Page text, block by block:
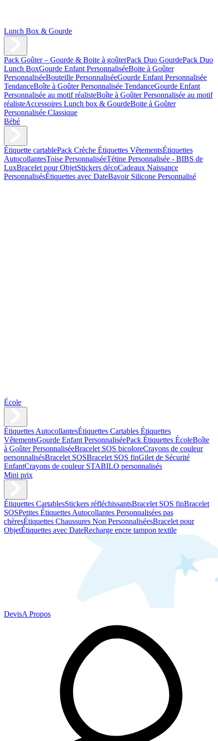
Lunch Box & Gourde
Pack Goûter – Gourde & Boite à goûterPack Duo GourdePack Duo
Lunch BoxGourde Enfant PersonnaliséeBoite à Goûter
PersonnaliséeBouteille PersonnaliséeGourde Enfant Personnalisée
TendanceBoîte à Goûter Personnalisée TendanceGourde Enfant
Personnalisée au motif réalisteBoîte à Goûter Personnalisée au motif
réalisteAccessoires Lunch box & GourdeBoite à Goûter
Personnalisée Classique
Bébé
Étiquette cartablePack Crèche Étiquettes VêtementsÉtiquettes
AutocollantesToise PersonnaliséeTétine Personnalisée - BIBS de
LuxBracelet pour ObjetStickers décoCadeaux Naissance
PersonnalisésÉtiquettes avec DateBavoir Silicone Personnalisé
École
Étiquettes AutocollantesÉtiquettes Cartables Étiquettes
VêtementsGourde Enfant PersonnaliséePack Étiquettes ÉcoleBoîte
à Goûter PersonnaliséeBracelet SOS bicoloreCrayons de couleur
personnalisésBracelet SOSBracelet SOS finGilet de Sécurité
EnfantCrayons de couleur STABILO personnalisés
Mini prix
Étiquettes CartablesStickers réfléchissantsBracelet SOS finBracelet
SOSPetites Étiquettes Autocollantes Personnalisées pas
chèresÉtiquettes Chaussures Non PersonnaliséesBracelet pour
ObjetÉtiquettes avec DateRecharge encre tampon textile
DevisA Propos